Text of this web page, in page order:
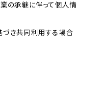
業の承継に伴って個人情
づき共同利用する場合